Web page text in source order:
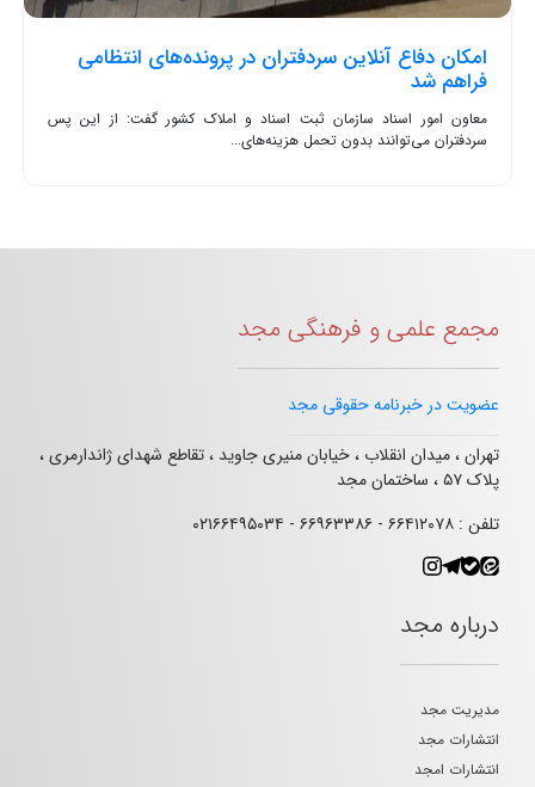
امکان دفاع آنلاین سردفتران در پرونده‌های انتظامی
فراهم شد
معاون امور اسناد سازمان ثبت اسناد و املاک کشور گفت: از این پس
سردفتران می‌توانند بدون تحمل هزینه‌های...
مجمع علمی و فرهنگی مجد
عضویت در خبرنامه حقوقی مجد
تهران ، میدان انقلاب ، خیابان منیری جاوید ، تقاطع شهدای ژاندارمری ،
پلاک ۵۷ ، ساختمان مجد
تلفن : ۶۶۴۱۲۰۷۸ - ۶۶۹۶۳۳۸۶ - ۰۲۱۶۶۴۹۵۰۳۴
درباره مجد
مدیریت مجد
انتشارات مجد
انتشارات امجد